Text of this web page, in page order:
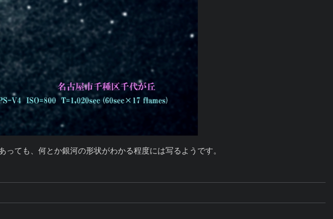
ても、何とか銀河の形状がわかる程度には写るようです。